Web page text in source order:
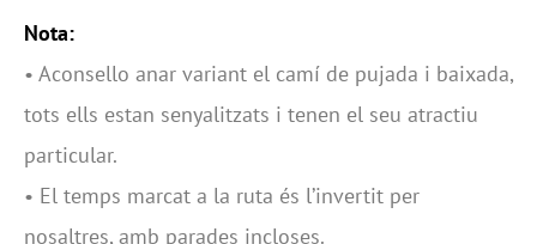
Nota:
• Aconsello anar variant el camí de pujada i baixada,
tots ells estan senyalitzats i tenen el seu atractiu
particular.
• El temps marcat a la ruta és l’invertit per
nosaltres, amb parades incloses.